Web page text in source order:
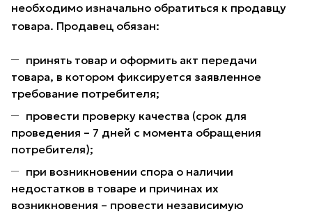
необходимо изначально обратиться к продавцу
товара. Продавец обязан:
принять товар и оформить акт передачи
товара, в котором фиксируется заявленное
требование потребителя;
провести проверку качества (срок для
проведения – 7 дней с момента обращения
потребителя);
при возникновении спора о наличии
недостатков в товаре и причинах их
возникновения – провести независимую